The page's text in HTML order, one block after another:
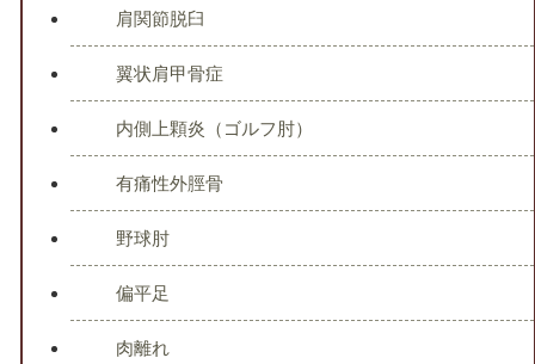
肩関節脱臼
翼状肩甲骨症
内側上顆炎（ゴルフ肘）
有痛性外脛骨
野球肘
偏平足
肉離れ